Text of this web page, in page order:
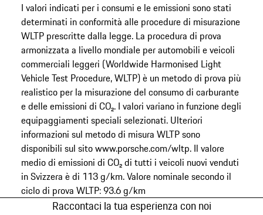
I valori indicati per i consumi e le emissioni sono stati
determinati in conformità alle procedure di misurazione
WLTP prescritte dalla legge. La procedura di prova
armonizzata a livello mondiale per automobili e veicoli
commerciali leggeri (Worldwide Harmonised Light
Vehicle Test Procedure, WLTP) è un metodo di prova più
realistico per la misurazione del consumo di carburante
e delle emissioni di CO₂. I valori variano in funzione degli
equipaggiamenti speciali selezionati. Ulteriori
informazioni sul metodo di misura WLTP sono
disponibili sul sito www.porsche.com/wltp. Il valore
medio di emissioni di CO₂ di tutti i veicoli nuovi venduti
in Svizzera è di 113 g/km. Valore nominale secondo il
ciclo di prova WLTP: 93.6 g/km
Raccontaci la tua esperienza con noi